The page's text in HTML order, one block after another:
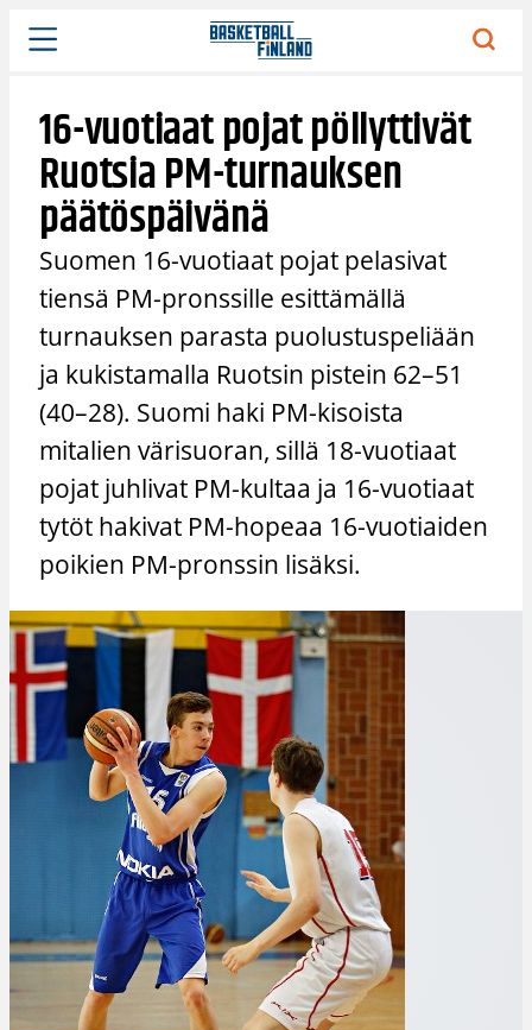
Siirry
sisältöön
16-vuotiaat pojat pöllyttivät
Ruotsia PM-turnauksen
päätöspäivänä
Suomen 16-vuotiaat pojat pelasivat
tiensä PM-pronssille esittämällä
turnauksen parasta puolustuspeliään
ja kukistamalla Ruotsin pistein 62–51
(40–28). Suomi haki PM-kisoista
mitalien värisuoran, sillä 18-vuotiaat
pojat juhlivat PM-kultaa ja 16-vuotiaat
tytöt hakivat PM-hopeaa 16-vuotiaiden
poikien PM-pronssin lisäksi.